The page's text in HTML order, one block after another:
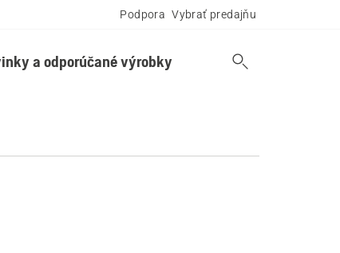
Podpora Vybrať predajňu
a odporúčané výrobky